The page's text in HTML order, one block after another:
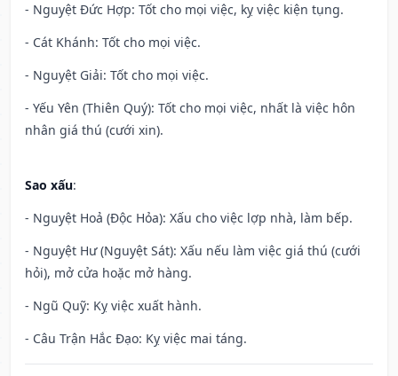
- Nguyệt Đức Hợp: Tốt cho mọi việc, kỵ việc kiện tụng.
- Cát Khánh: Tốt cho mọi việc.
- Nguyệt Giải: Tốt cho mọi việc.
- Yếu Yên (Thiên Quý): Tốt cho mọi việc, nhất là việc hôn
nhân giá thú (cưới xin).
Sao xấu:
- Nguyệt Hoả (Độc Hỏa): Xấu cho việc lợp nhà, làm bếp.
- Nguyệt Hư (Nguyệt Sát): Xấu nếu làm việc giá thú (cưới
hỏi), mở cửa hoặc mở hàng.
- Ngũ Quỹ: Kỵ việc xuất hành.
- Câu Trận Hắc Đạo: Kỵ việc mai táng.